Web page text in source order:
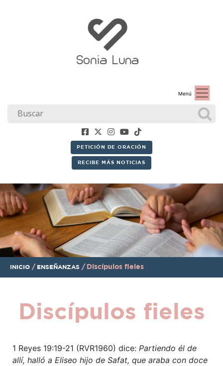
Menú
PETICIÓN DE ORACIÓN
RECIBE MÁS NOTICIAS
INICIO / ENSEÑANZAS / Discípulos fieles
Discípulos fieles
1 Reyes 19:19-21 (RVR1960) dice: Partiendo él de
allí, halló a Eliseo hijo de Safat, que araba con doce